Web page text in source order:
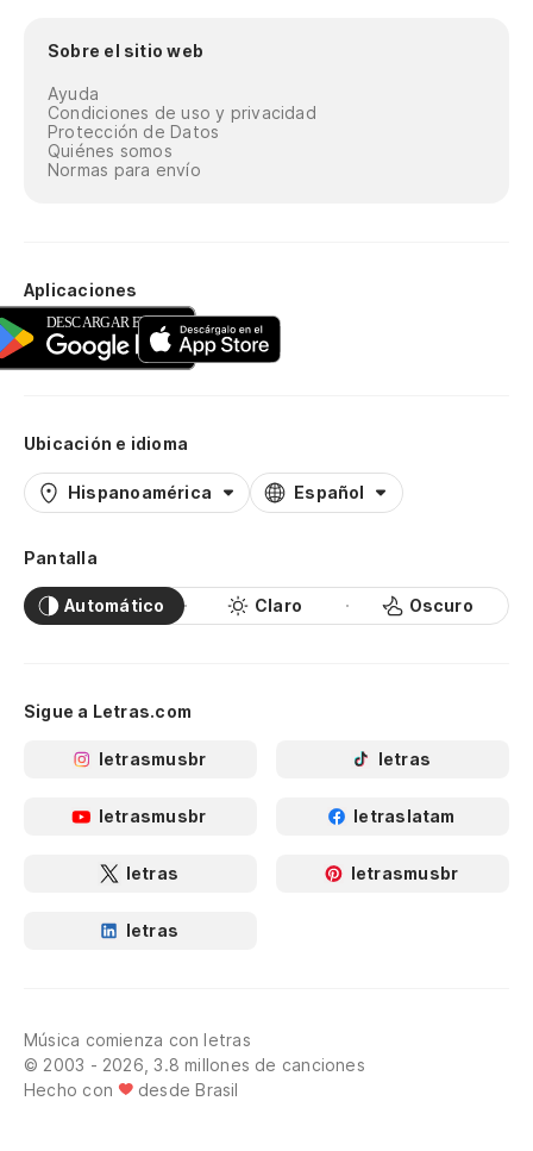
Sobre el sitio web
Ayuda
Condiciones de uso y privacidad
Protección de Datos
Quiénes somos
Normas para envío
Aplicaciones
Ubicación e idioma
Hispanoamérica Español
Pantalla
Automático Claro Oscuro
Sigue a Letras.com
letrasmusbr letras
letrasmusbr letraslatam
letras letrasmusbr
letras
Música comienza con letras
© 2003 - 2026, 3.8 millones de canciones
Hecho con
desde Brasil